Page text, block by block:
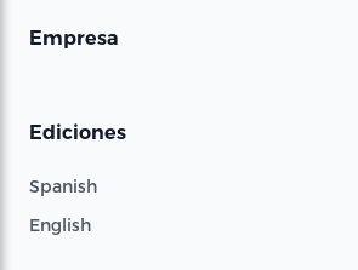
Empresa
Ediciones
Spanish
English